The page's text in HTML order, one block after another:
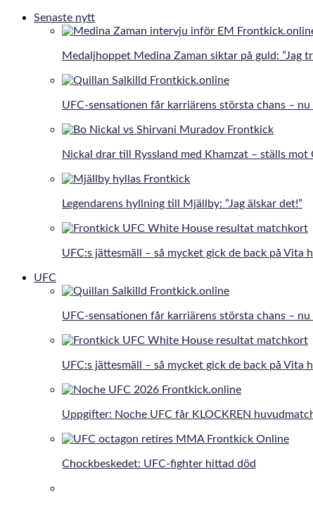
Senaste nytt
Medaljhoppet Medina Zaman siktar på guld: ”Jag
UFC-sensationen får karriärens största chans –
Nickal drar till Ryssland med Khamzat – ställs mot
Legendarens hyllning till Mjällby: ”Jag älskar det!”
UFC:s jättesmäll – så mycket gick de back på Vita
UFC
UFC-sensationen får karriärens största chans –
UFC:s jättesmäll – så mycket gick de back på Vita
Uppgifter: Noche UFC får KLOCKREN
Chockbeskedet: UFC-fighter hittad död